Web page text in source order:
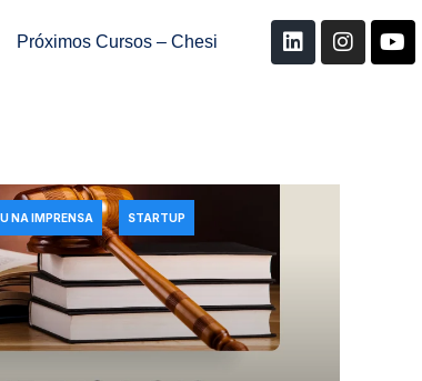
Próximos Cursos – Chesi
NA IMPRENSA STARTUP